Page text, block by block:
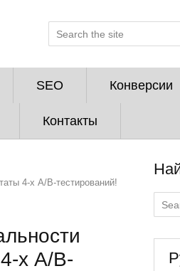
SEO Конверсии
Контакты
4-х A/B-тестирований!
х A/B-